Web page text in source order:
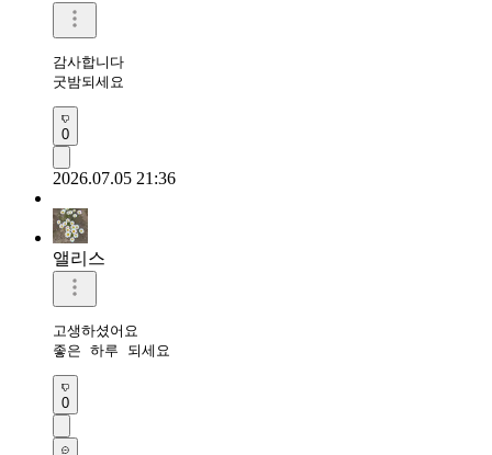
감사합니다
굿밤되세요
0
2026.07.05 21:36
앨리스
고생하셨어요
좋은 하루 되세요
0